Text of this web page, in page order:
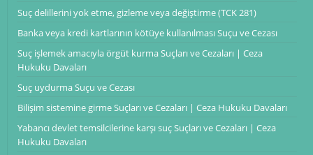
Suç delillerini yok etme, gizleme veya değiştirme (TCK 281)
Banka veya kredi kartlarının kötüye kullanılması Suçu ve Cezası
Suç işlemek amacıyla örgüt kurma Suçları ve Cezaları | Ceza
Hukuku Davaları
Suç uydurma Suçu ve Cezası
Bilişim sistemine girme Suçları ve Cezaları | Ceza Hukuku Davaları
Yabancı devlet temsilcilerine karşı suç Suçları ve Cezaları | Ceza
Hukuku Davaları